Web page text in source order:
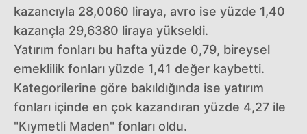
kazancıyla 28,0060 liraya, avro ise yüzde 1,40
kazançla 29,6380 liraya yükseldi.
Yatırım fonları bu hafta yüzde 0,79, bireysel
emeklilik fonları yüzde 1,41 değer kaybetti.
Kategorilerine göre bakıldığında ise yatırım
fonları içinde en çok kazandıran yüzde 4,27 ile
"Kıymetli Maden" fonları oldu.